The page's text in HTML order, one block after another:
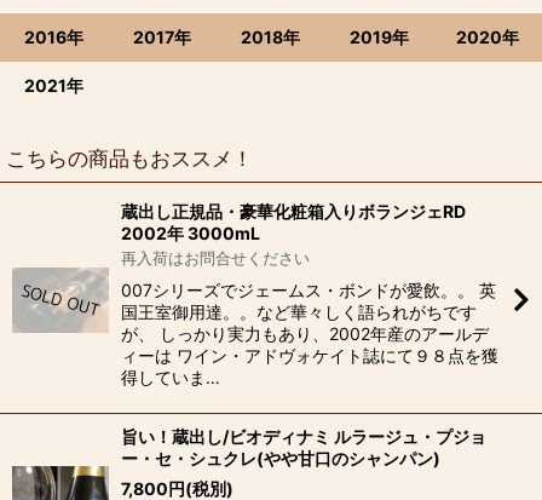
2016年 2017年 2018年 2019年 2020年
2021年
こちらの商品もおススメ！
蔵出し正規品・豪華化粧箱入りボランジェRD
2002年 3000mL
再入荷はお問合せください
007シリーズでジェームス・ボンドが愛飲。。 英
国王室御用達。。など華々しく語られがちです
が、 しっかり実力もあり、2002年産のアールデ
ィーは ワイン・アドヴォケイト誌にて９８点を獲
得していま…
旨い！蔵出し/ビオディナミ ルラージュ・プジョ
ー・セ・シュクレ(やや甘口のシャンパン)
7,800円(税別)